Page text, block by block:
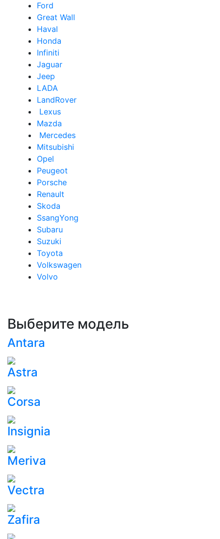
Ford
Great Wall
Haval
Honda
Infiniti
Jaguar
Jeep
LADA
LandRover
Lexus
Mazda
Mercedes
Mitsubishi
Opel
Peugeot
Porsche
Renault
Skoda
SsangYong
Subaru
Suzuki
Toyota
Volkswagen
Volvo
Выберите модель
Antara
Astra
Corsa
Insignia
Meriva
Vectra
Zafira